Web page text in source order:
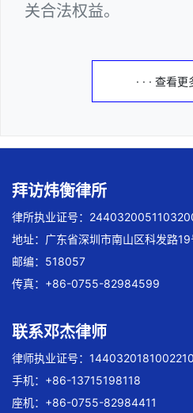
关合法权益。
· · · 查看更
拜访炜衡律所
律所执业证号：
地址：广东省深圳市南山区科发路
邮编：518057
传真：+86-0755-82984599
联系邓杰律师
律师执业证号：
手机：+86-13715198118
座机：+86-0755-82984411